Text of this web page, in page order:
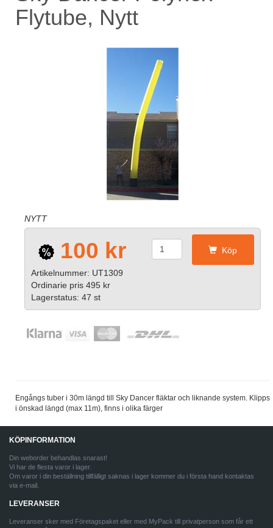
Flytube, Nytt
NYTT
100 kr Köp
Artikelnummer: UT1309
Ordinarie pris 495 kr
Lagerstatus: 47 st
Engångs tuber i 30m längd till Sky Dancer fläktar och liknande system. Klipps
i önskad längd (max 11m), finns i olika färger
KÖPINFORMATION
Din weborder behandlas snarast!
Vi har de flesta varor i lager.
Om varor i din beställning tillfälligt saknas i lager kommer du i första hand kontaktas
via e-mail.
LEVERANSER
Leveranser sker med Företagspaket eller med MyPack till privatperson som får ett